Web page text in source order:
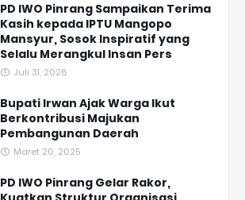
PD IWO Pinrang Sampaikan Terima
Kasih kepada IPTU Mangopo
Mansyur, Sosok Inspiratif yang
Selalu Merangkul Insan Pers
Juli 31, 2026
Bupati Irwan Ajak Warga Ikut
Berkontribusi Majukan
Pembangunan Daerah
Maret 20, 2025
PD IWO Pinrang Gelar Rakor,